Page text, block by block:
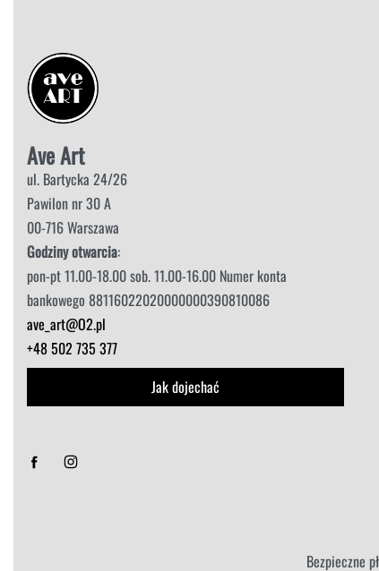
Ave Art
ul. Bartycka 24/26
Pawilon nr 30 A
00-716 Warszawa
Godziny otwarcia:
pon-pt 11.00-18.00 sob. 11.00-16.00 Numer konta
bankowego 88116022020000000390810086
ave_art@O2.pl
+48 502 735 377
Jak dojechać